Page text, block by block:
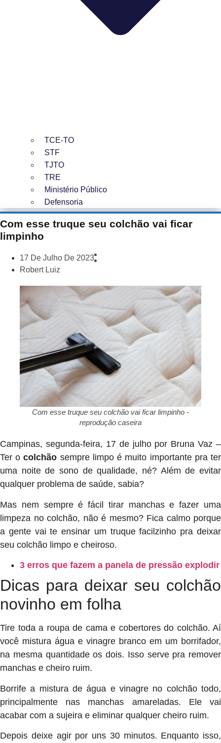
TCE-TO
STF
TJTO
TRE
Ministério Público
Defensoria
Com esse truque seu colchão vai ficar
limpinho
17 De Julho De 2023
Robert Luiz
Com esse truque seu colchão vai ficar limpinho -
reprodução caseira
Campinas, segunda-feira, 17 de julho por Bruna Vaz –
Ter ocolchão sempre limpo é muito importante pra ter
uma noite de sono de qualidade, né? Além de evitar
qualquer problema de saúde, sabia?
Mas nem sempre é fácil tirar manchas e fazer uma
limpeza no colchão, não é mesmo? Fica calmo porque
a gente vai te ensinar um truque facilzinho pra deixar
seu colchão limpo e cheiroso.
3 erros que fazem a panela de pressão explodir
Dicas para deixar seu colchão
novinho em folha
Tire toda a roupa de cama e cobertores do colchão. Aí
você mistura água e vinagre branco em um borrifador,
na mesma quantidade os dois. Isso serve pra remover
manchas e cheiro ruim.
Borrife a mistura de água e vinagre no colchão todo,
principalmente nas manchas amareladas. Ele vai
acabar com a sujeira e eliminar qualquer cheiro ruim.
Depois deixe agir por uns 30 minutos. Enquanto isso,